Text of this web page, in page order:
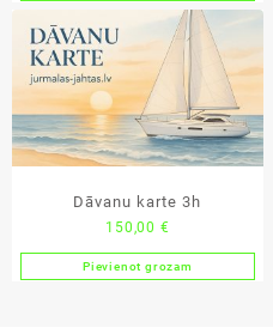
Dāvanu karte 3h
150,00 €
Pievienot grozam